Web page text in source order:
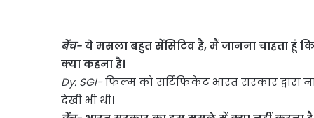
बेंच-ये मसला बहुत सेंसिटिव है, मैं जानना चाहता हूं
क्या कहना है।
Dy. SGI-फिल्म को सर्टिफिकेट भारत सरकार द्वारा
देखी भी थी।